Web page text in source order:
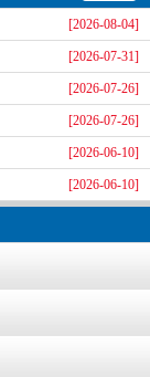
[2026-08-04]
[2026-07-31]
[2026-07-26]
[2026-07-26]
[2026-06-10]
[2026-06-10]